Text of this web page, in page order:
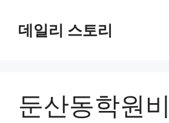
데일리 스토리
둔산동학원비